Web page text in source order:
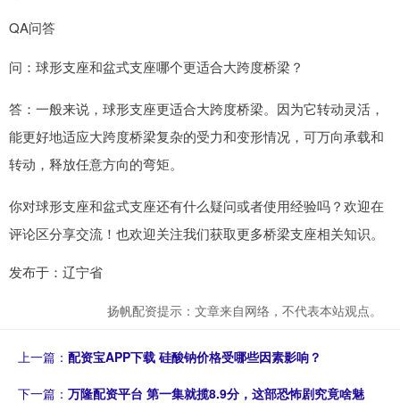
QA问答
问：球形支座和盆式支座哪个更适合大跨度桥梁？
答：一般来说，球形支座更适合大跨度桥梁。因为它转动灵活，
能更好地适应大跨度桥梁复杂的受力和变形情况，可万向承载和
转动，释放任意方向的弯矩。
你对球形支座和盆式支座还有什么疑问或者使用经验吗？欢迎在
评论区分享交流！也欢迎关注我们获取更多桥梁支座相关知识。
发布于：辽宁省
扬帆配资提示：文章来自网络，不代表本站观点。
上一篇： 配资宝APP下载 硅酸钠价格受哪些因素影响？
下一篇： 万隆配资平台 第一集就揽8.9分，这部恐怖剧究竟啥魅